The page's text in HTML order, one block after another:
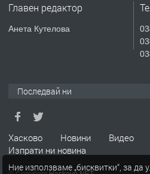
Давам
Любен
градската
Главен редактор
Анета Кутелова
Последвай ни
Хасково Новини Видео
Изпрати ни новина
Ние използваме „бисквитки“, за